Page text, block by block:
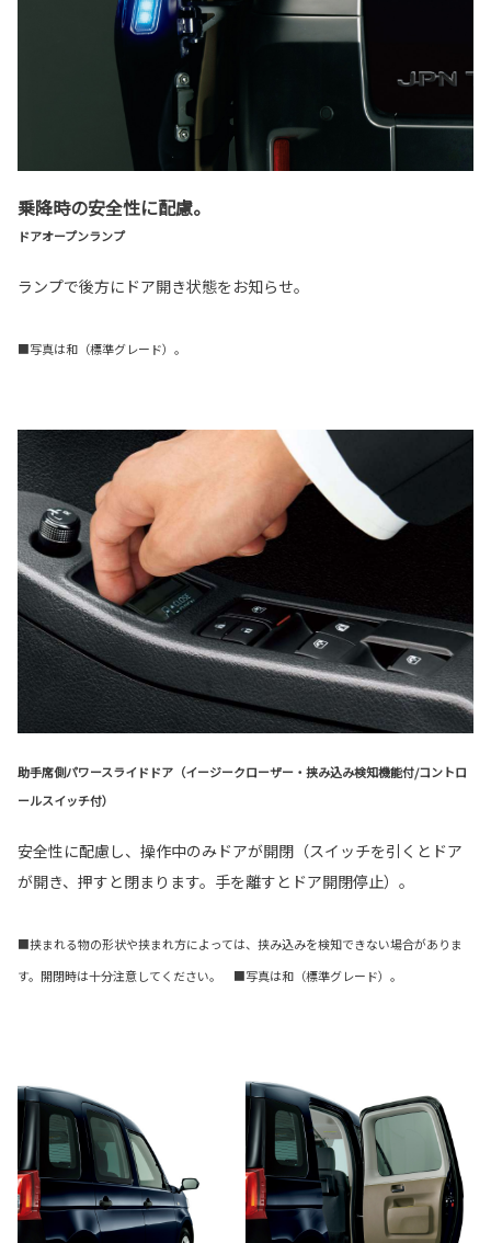
乗降時の安全性に配慮。
ドアオープンランプ
ランプで後方にドア開き状態をお知らせ。
■写真は和（標準グレード）。
助手席側パワースライドドア（イージークローザー・挟み込み検知機能付/コントロ
ールスイッチ付）
安全性に配慮し、操作中のみドアが開閉（スイッチを引くとドア
が開き、押すと閉まります。手を離すとドア開閉停止）。
■挟まれる物の形状や挟まれ方によっては、挟み込みを検知できない場合がありま
す。開閉時は十分注意してください。 ■写真は和（標準グレード）。